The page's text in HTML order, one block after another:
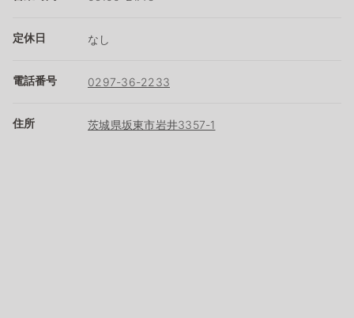
定休日 なし
電話番号 0297-36-2233
住所 茨城県坂東市岩井3357-1